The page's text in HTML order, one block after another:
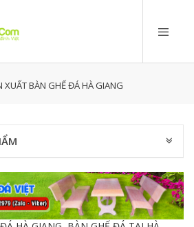
XUẤT BÀN GHẾ ĐÁ HÀ GIANG